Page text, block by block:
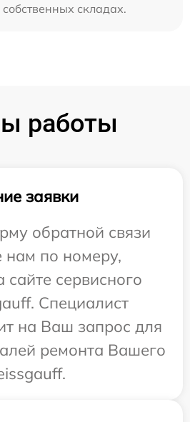
складах.
работы
заявки
обратной связи
нам по номеру,
сервисного
Специалист
на Ваш запрос для
ремонта Вашего